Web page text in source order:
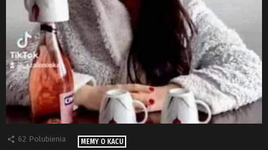
62 Polubienia MEMY O KACU